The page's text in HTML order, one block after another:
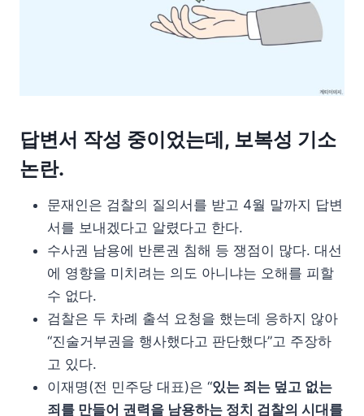
답변서 작성 중이었는데, 보복성 기소
논란.
문재인은 검찰의 질의서를 받고 4월 말까지 답변
서를 보내겠다고 알렸다고 한다.
수사권 남용에 반론권 침해 등 쟁점이 많다. 대선
에 영향을 미치려는 의도 아니냐는 오해를 피할
수 없다.
검찰은 두 차례 출석 요청을 했는데 응하지 않아
“진술거부권을 행사했다고 판단했다”고 주장하
고 있다.
이재명(전 민주당 대표)은 “있는 죄는 덮고 없는
죄를 만들어 권력을 남용하는 정치 검찰의 시대를